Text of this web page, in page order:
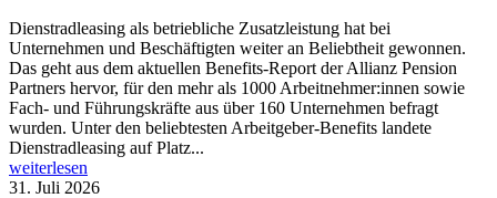
Dienstradleasing als betriebliche Zusatzleistung hat bei
Unternehmen und Beschäftigten weiter an Beliebtheit gewonnen.
Das geht aus dem aktuellen Benefits-Report der Allianz Pension
Partners hervor, für den mehr als 1000 Arbeitnehmer:innen sowie
Fach- und Führungskräfte aus über 160 Unternehmen befragt
wurden. Unter den beliebtesten Arbeitgeber-Benefits landete
Dienstradleasing auf Platz...
weiterlesen
31. Juli 2026